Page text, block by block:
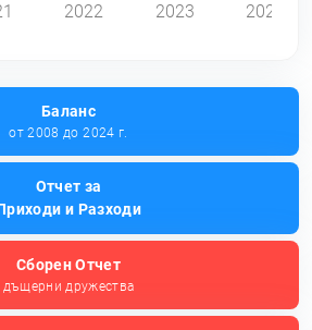
2022 2023 2024
Баланс
от 2008 до 2024 г.
Отчет за
и Разходи
Сборен Отчет
дъщерни дружества